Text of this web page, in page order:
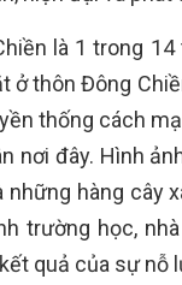
là 1 trong
ở thôn Đông
thống cách
nơi đây. Hình
những hàng cây
trường học,
quả của sự nỗ